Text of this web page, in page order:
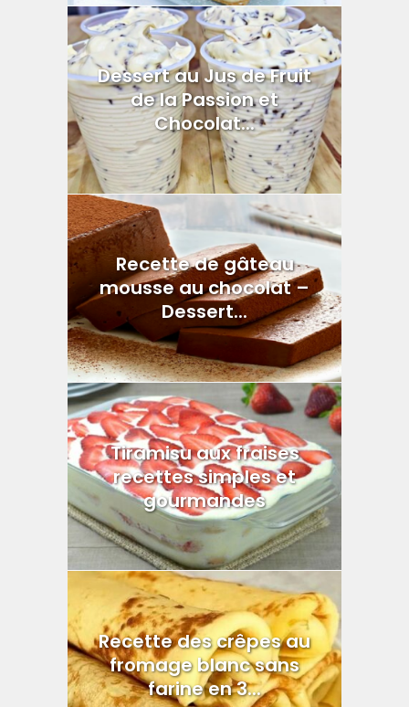
Dessert au Jus de Fruit
de la Passion et
Chocolat...
Recette de gâteau
mousse au chocolat –
Dessert...
Tiramisu aux fraises
recettes simples et
gourmandes
Recette des crêpes au
fromage blanc sans
farine en 3...